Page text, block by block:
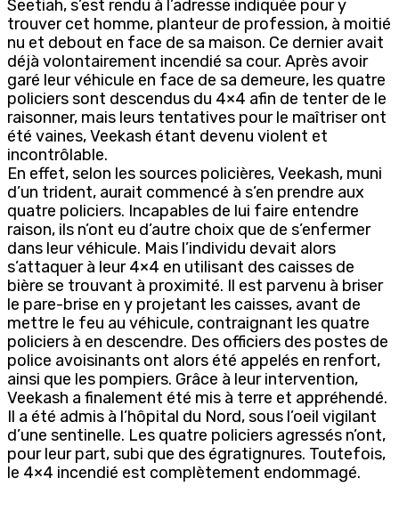
Seetiah, s’est rendu à l’adresse indiquée pour y
trouver cet homme, planteur de profession, à moitié
nu et debout en face de sa maison. Ce dernier avait
déjà volontairement incendié sa cour. Après avoir
garé leur véhicule en face de sa demeure, les quatre
policiers sont descendus du 4×4 afin de tenter de le
raisonner, mais leurs tentatives pour le maîtriser ont
été vaines, Veekash étant devenu violent et
incontrôlable.
En effet, selon les sources policières, Veekash, muni
d’un trident, aurait commencé à s’en prendre aux
quatre policiers. Incapables de lui faire entendre
raison, ils n’ont eu d’autre choix que de s’enfermer
dans leur véhicule. Mais l’individu devait alors
s’attaquer à leur 4×4 en utilisant des caisses de
bière se trouvant à proximité. Il est parvenu à briser
le pare-brise en y projetant les caisses, avant de
mettre le feu au véhicule, contraignant les quatre
policiers à en descendre. Des officiers des postes de
police avoisinants ont alors été appelés en renfort,
ainsi que les pompiers. Grâce à leur intervention,
Veekash a finalement été mis à terre et appréhendé.
Il a été admis à l’hôpital du Nord, sous l’oeil vigilant
d’une sentinelle. Les quatre policiers agressés n’ont,
pour leur part, subi que des égratignures. Toutefois,
le 4×4 incendié est complètement endommagé.